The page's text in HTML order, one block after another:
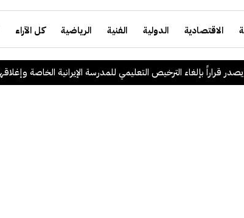
الاقتصادية الدولية الفنية الرياضية كل الآراء
بإلغاء الترخيص التعليمي للمدرسة الإيرانية الخاصة وإغلاقها .